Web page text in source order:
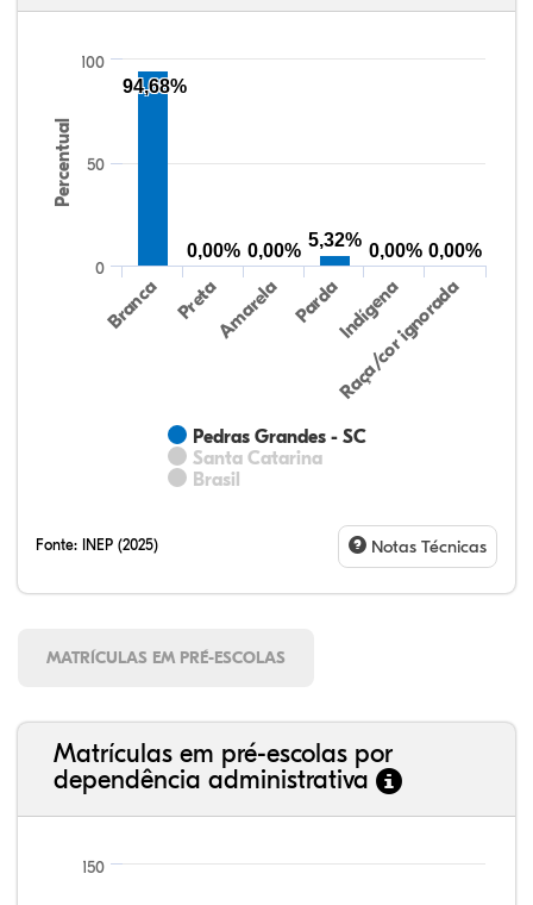
Percentual
Pedras Grandes - SC
Santa Catarina
Brasil
Branca PretaAmarela PardaIndígena
Raça/cor ignorada
0
50
100
94,68%
0,00% 0,00%
5,32%
0,00% 0,00%
Fonte: INEP (2025) Notas Técnicas
MATRÍCULAS EM PRÉ-ESCOLAS
Matrículas em pré-escolas por
dependência administrativa
150
76,13%
4,31%
0,27%
18,65%
0,43%
0,21%
33,06%
7,95%
0,46%
55,81%
1,22%
1,50%